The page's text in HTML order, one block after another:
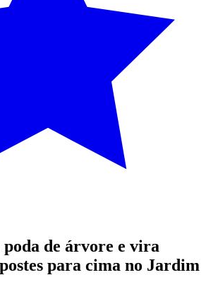
de árvore e vira
para cima no Jardim